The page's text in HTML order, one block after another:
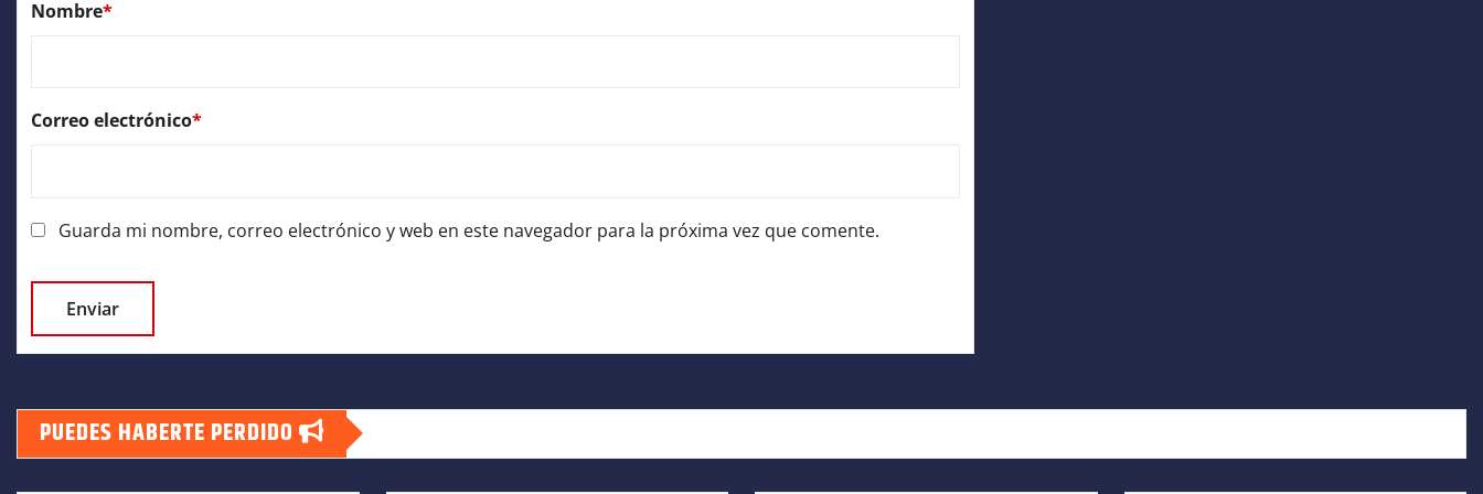
Nombre*
Correo electrónico*
Guarda mi nombre, correo electrónico y web en este navegador para la próxima vez que comente.
PUEDES HABERTE PERDIDO